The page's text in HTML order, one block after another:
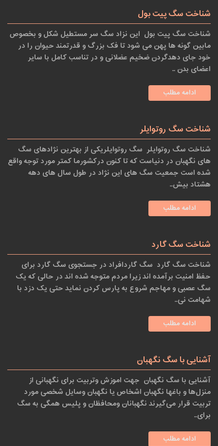
شناخت سگ پیت بول
شناخت سگ پیت بول این نزاد سگ سر مستطیل شکل و بخصوص
مابین گونه ها پهن می شود تا فک بزرگ و قدرتمند حیوان را در
خود جای دهدگردن ضخیم عضلانی و در تناسب کامل با سایر
اعضای بدن ..
ادامه مطلب
شناخت سگ روتوایلر
شناخت سگ روتوایلر سگ روتوایلریکی از بهترین نژادهای سگ
های نگهبان در دنیاست که تا کنون درکشورما کمتر مورد توجه واقع
شده است جمعیت سگ های این نژاد در طول سال های دهه
هشتاد بیش..
ادامه مطلب
شناخت سگ گارد
شناخت سگ گارد سگ گاردافراد در جستجوی سگ گارد برای
حفظ امنیت برآمده اند زیرا مردم متوجه شده اند در حالی که یک
سگ عصبی و مهاجم شروع به پارس کردن نماید حتی یک دزد با
شهامت نی..
ادامه مطلب
آشنایی با سگ نگهبان
آشنایی با سگ نگهبان جهت اموزش وتربیت برای نگهبانی از
منزل‌ها و باغها نگهبان اشخاص یا نگهبان وسایل شخصی مورد
تربیت قرار می‌گیرند نگهبانان ومحافظان و پلیس همگی به سگ
برای..
ادامه مطلب